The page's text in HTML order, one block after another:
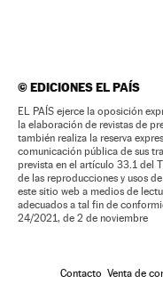
©EDICIONES EL PAÍS
EL PAÍS ejerce la oposición
la elaboración de revistas de
también realiza la reserva
comunicación pública de sus
prevista en el artículo 33.1 del
de las reproducciones y usos
este sitio web a medios de
adecuados a tal fin de
24/2021, de 2 de noviembre
Contacto Venta de